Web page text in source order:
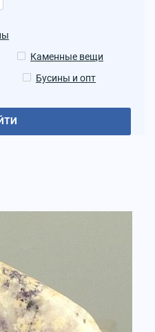
Каменные вещи
Бусины и опт